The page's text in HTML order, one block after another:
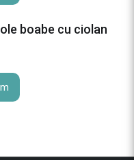
boabe cu ciolan